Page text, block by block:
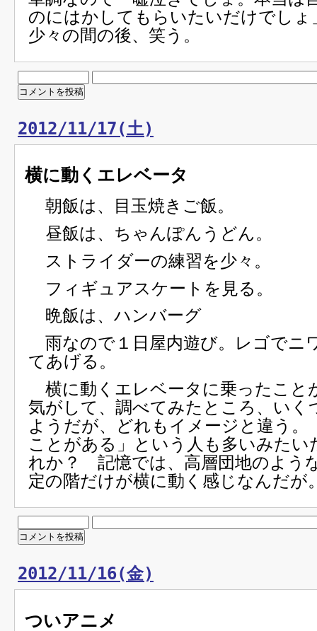
のにはかしてもらいたいだけでしょ
少々の間の後、笑う。
2012/11/17(土)
横に動くエレベータ
朝飯は、目玉焼きご飯。
昼飯は、ちゃんぽんうどん。
ストライダーの練習を少々。
フィギュアスケートを見る。
晩飯は、ハンバーグ
雨なので１日屋内遊び。レゴでニ
てあげる。
横に動くエレベータに乗ったこと
気がして、調べてみたところ、いく
ようだが、どれもイメージと違う。
ことがある」という人も多いみたい
れか？ 記憶では、高層団地のよう
定の階だけが横に動く感じなんだが
2012/11/16(金)
ついアニメ